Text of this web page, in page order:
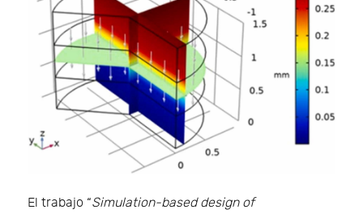
El trabajo “Simulation-based design of